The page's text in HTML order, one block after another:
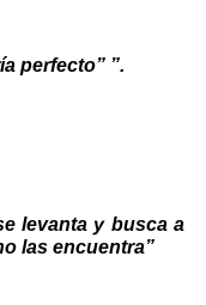
perfecto” ”.
levanta y busca a
las encuentra”